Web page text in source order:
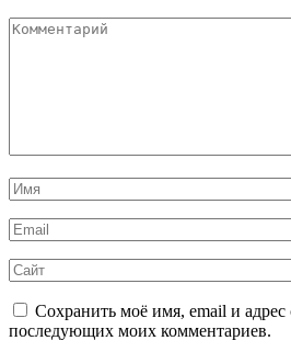
Комментарий
Имя
*
Email
*
Сайт
Сохранить моё имя, email и адрес
последующих моих комментариев.